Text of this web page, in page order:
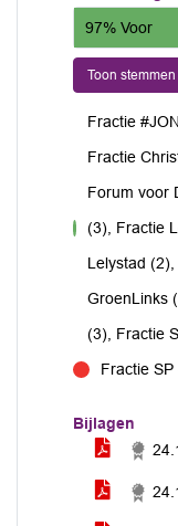
97% Voor
Toon stemmen
Fractie
Fractie
Forum voor
(3), Fractie
Lelystad
GroenLinks
(3), Fractie
Fractie SP
Bijlagen